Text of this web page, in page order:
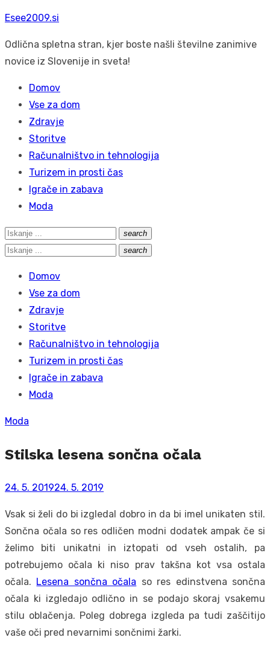
Skip
content
Esee2009.si
Odlična spletna stran, kjer boste našli številne zanimive
novice iz Slovenije in sveta!
Domov
Vse za dom
Zdravje
Storitve
Računalništvo in tehnologija
Turizem in prosti čas
Igrače in zabava
Moda
Search
for:
search
Išči
Search
search
Išči
Domov
Vse za dom
Zdravje
Storitve
Računalništvo in tehnologija
Turizem in prosti čas
Igrače in zabava
Moda
Moda
Stilska lesena sončna očala
Posted
24. 5. 201924. 5. 2019
Vsak si želi do bi izgledal dobro in da bi imel unikaten stil.
Sončna očala so res odličen modni dodatek ampak če si
želimo biti unikatni in iztopati od vseh ostalih, pa
potrebujemo očala ki niso prav takšna kot vsa ostala
očala. Lesena sončna očala so res edinstvena sončna
očala ki izgledajo odlično in se podajo skoraj vsakemu
stilu oblačenja. Poleg dobrega izgleda pa tudi zaščitijo
vaše oči pred nevarnimi sončnimi žarki.